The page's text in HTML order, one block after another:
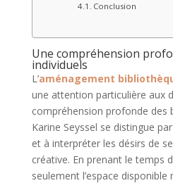
Conclusion
Une compréhension
individuels
L’aménagement
une attention particulière aux
compréhension profonde des
Karine Seyssel se distingue
et à interpréter les désirs de
créative. En prenant le temps
seulement l’espace